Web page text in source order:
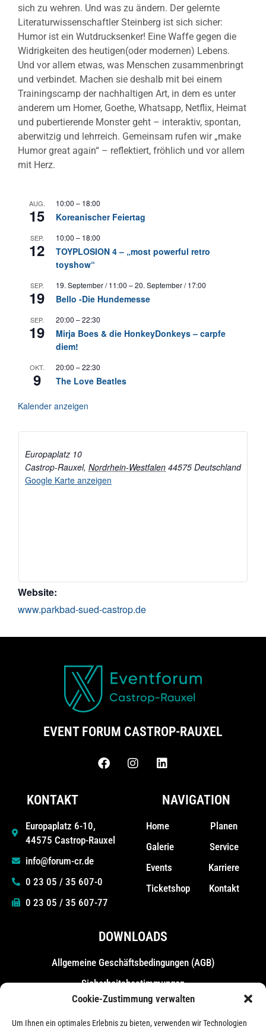
Cookie-Zustimmung verwalten
Um Ihnen ein optimales Erlebnis zu bieten, verwenden wir Technologien
sich zu wehren. Und was zu ändern. Der gelernte
Literaturwissenschaftler Steinberg ist sich sicher:
Humor ist ein Wutdrucksenker! Eine Waffe gegen die
Widrigkeiten des heutigen(oder modernen) Lebens.
Und vor allem etwas, was Menschen zusammenbringt
und verbindet. Machen sie deshalb mit bei einem
Trainingscamp der nachhaltigen Art, in dem es unter
anderem um Homer, Goethe, Whatsapp, Netflix, Heimat
und pubertierende Monster geht – interaktiv, spontan,
aberwitzig und lehrreich. Gemeinsam rufen wir „make
Humor great again“ – reflektiert, fröhlich und vor allem
mit Herz.
AUG.
15
10:00 – 18:00
Koreanischer Feiertag
SEP.
12
10:00 – 18:00
TOYPLOSION 4 – „most powerful retro
toyshow“
SEP.
19
19. September / 11:00 –20. September / 17:00
Bello -Die Hundemesse
SEP.
19
20:00 –22:30
Mirja Boes & die HonkeyDonkeys – carpfe
diem!
OKT.
9
20:00 –22:30
The Love Beatles
Kalender anzeigen
Europaplatz 10
Castrop-Rauxel, Nordrhein-Westfalen 44575 Deutschland
Google Karte anzeigen
Website:
www.parkbad-sued-castrop.de
EVENT FORUM CASTROP-RAUXEL
KONTAKT
Europaplatz 6-10,
44575 Castrop-Rauxel
info@forum-cr.de
0 23 05 / 35 607-0
0 23 05 / 35 607-77
NAVIGATION
Home
Galerie
Events
Ticketshop
Planen
Service
Karriere
Kontakt
DOWNLOADS
Allgemeine Geschäfts­bedingungen (AGB)
Sicherheitsbestimmungen
Messebestimmungen